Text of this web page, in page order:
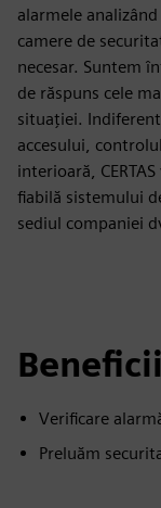
alarmele
camere de
necesar. Suntem
de răspuns cele
situației.
accesului,
interioară,
fiabilă sistemului
sediul companiei
Beneficii
Verificare
Preluăm